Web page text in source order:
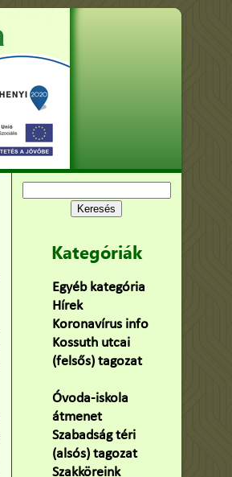
Kategóriák
Egyéb kategória
Hírek(478)
Koronavírus info(2)
Kossuth utcai
(felsős) tagozat
Óvoda-iskola
átmenet(22)
Szabadság téri
(alsós) tagozat(160)
Szakköreink(3)